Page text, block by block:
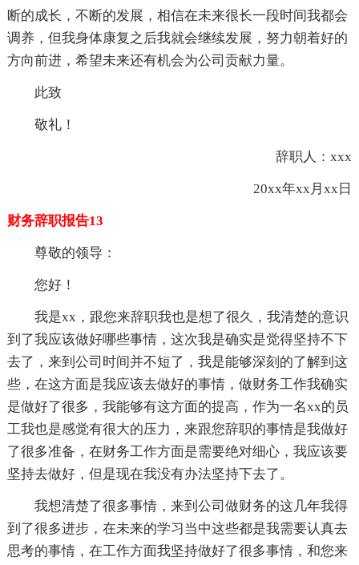
断的成长，不断的发展，相信在未来很长一段时间我都会
调养，但我身体康复之后我就会继续发展，努力朝着好的
方向前进，希望未来还有机会为公司贡献力量。
此致
敬礼！
辞职人：xxx
20xx年xx月xx日
财务辞职报告13
尊敬的领导：
您好！
我是xx，跟您来辞职我也是想了很久，我清楚的意识
到了我应该做好哪些事情，这次我是确实是觉得坚持不下
去了，来到公司时间并不短了，我是能够深刻的了解到这
些，在这方面是我应该去做好的事情，做财务工作我确实
是做好了很多，我能够有这方面的提高，作为一名xx的员
工我也是感觉有很大的压力，来跟您辞职的事情是我做好
了很多准备，在财务工作方面是需要绝对细心，我应该要
坚持去做好，但是现在我没有办法坚持下去了。
我想清楚了很多事情，来到公司做财务的这几年我得
到了很多进步，在未来的学习当中这些都是我需要认真去
思考的事情，在工作方面我坚持做好了很多事情，和您来